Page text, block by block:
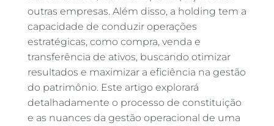
outras empresas. Além disso, a holding tem a
capacidade de conduzir operações
estratégicas, como compra, venda e
transferência de ativos, buscando otimizar
resultados e maximizar a eficiência na gestão
do patrimônio. Este artigo explorará
detalhadamente o processo de constituição
e as nuances da gestão operacional de uma